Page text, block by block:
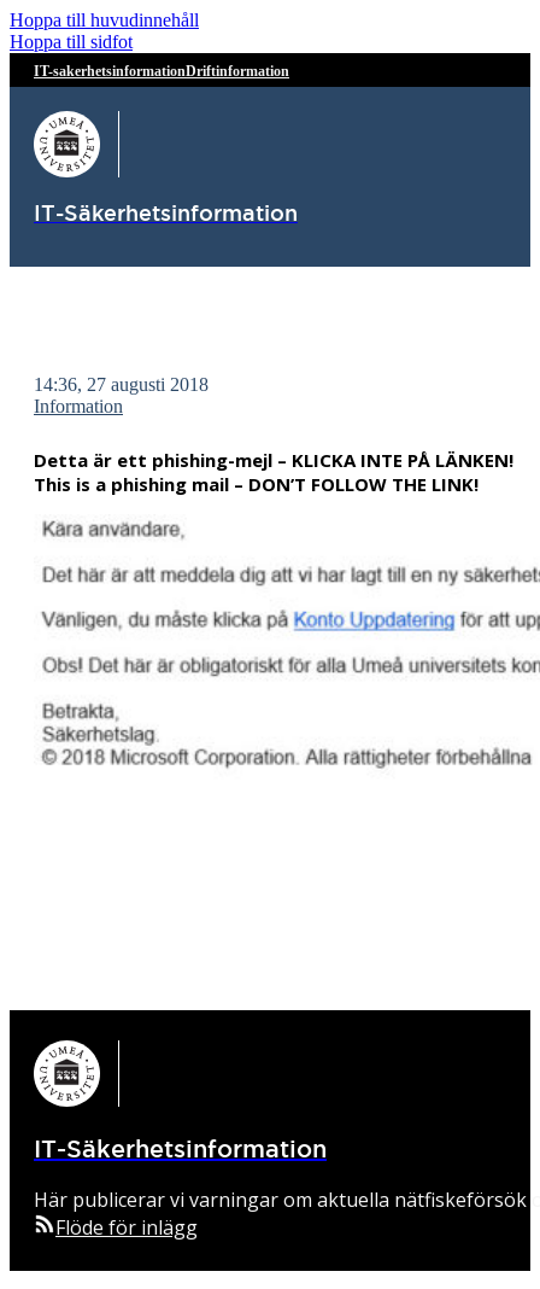
Hoppa till huvudinnehåll
Hoppa till sidfot
IT-sakerhetsinformationDriftinformation
IT-Säkerhetsinformation
14:36, 27 augusti 2018
Information
Detta är ett phishing-mejl – KLICKA INTE PÅ LÄNKEN!
This is a phishing mail – DON’T FOLLOW THE LINK!
IT-Säkerhetsinformation
Här publicerar vi varningar om aktuella
Flöde för inlägg